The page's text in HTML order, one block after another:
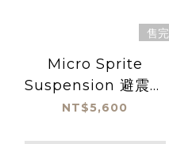
售完
Micro Sprite
Suspension 避震版
成人滑板車 粉色-適合
NT$5,600